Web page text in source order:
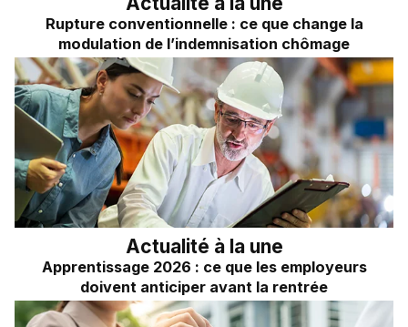
Sondage du mois
Rupture conventionnelle : ce que change la
modulation de l’indemnisation chômage
Actualité à la une
Apprentissage 2026 : ce que les employeurs
doivent anticiper avant la rentrée